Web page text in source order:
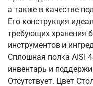
а также в качестве
Его конструкция
требующих хранения
инструментов и
Сплошная полка AISI
инвентарь и
Отсутствует. Цвет